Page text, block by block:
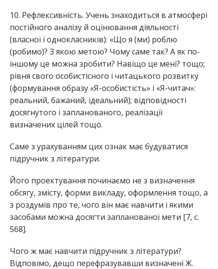
10. Рефлексивність. Учень знаходиться в атмосфері
постійного аналізу й оцінювання діяльності
(власної і однокласників): «Що я (ми) роблю
(робимо)? З якою метою? Чому саме так? А як по-
іншому це можна зробити? Навіщо це мені? тощо;
рівня свого особистісного і читацького розвитку
(формування образу «Я-особистість» і «Я-читач»:
реальний, бажаний, ідеальний); відповідності
досягнутого і запланованого, реалізації
визначених цілей тощо.
Саме з урахуванням цих ознак має будуватися
підручник з літератури.
Його проектування починаємо не з визначення
обсягу, змісту, форми викладу, оформлення тощо, а
з роздумів про те, чого він має навчити і якими
засобами можна досягти запланованої мети [7, с.
568].
Чого ж має навчити підручник з літератури?
Відповімо, дещо перефразувавши визначені Ж.